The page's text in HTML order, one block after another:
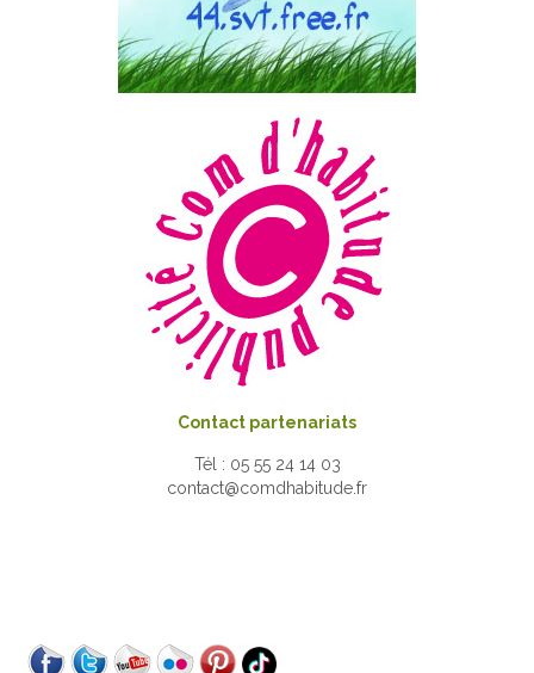
Contact partenariats
Tél : 05 55 24 14 03
contact@comdhabitude.fr